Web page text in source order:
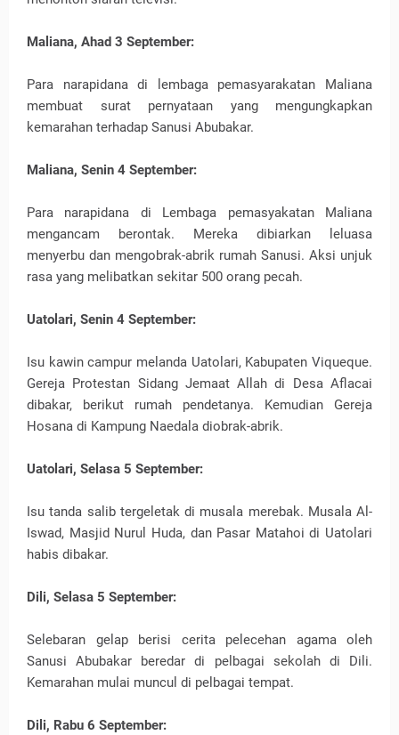
Maliana, Ahad 3 September:
Para narapidana di lembaga pemasyarakatan Maliana
membuat surat pernyataan yang mengungkapkan
kemarahan terhadap Sanusi Abubakar.
Maliana, Senin 4 September:
Para narapidana di Lembaga pemasyakatan Maliana
mengancam berontak. Mereka dibiarkan leluasa
menyerbu dan mengobrak-abrik rumah Sanusi. Aksi unjuk
rasa yang melibatkan sekitar 500 orang pecah.
Uatolari, Senin 4 September:
Isu kawin campur melanda Uatolari, Kabupaten Viqueque.
Gereja Protestan Sidang Jemaat Allah di Desa Aflacai
dibakar, berikut rumah pendetanya. Kemudian Gereja
Hosana di Kampung Naedala diobrak-abrik.
Uatolari, Selasa 5 September:
Isu tanda salib tergeletak di musala merebak. Musala Al-
Iswad, Masjid Nurul Huda, dan Pasar Matahoi di Uatolari
habis dibakar.
Dili, Selasa 5 September:
Selebaran gelap berisi cerita pelecehan agama oleh
Sanusi Abubakar beredar di pelbagai sekolah di Dili.
Kemarahan mulai muncul di pelbagai tempat.
Dili, Rabu 6 September: